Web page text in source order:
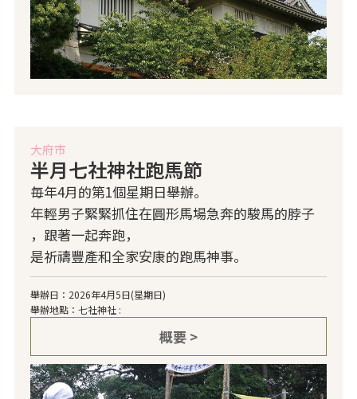
大府市
半月七社神社跑馬節
毎年4月的第1個星期日舉辦。
年輕男子緊緊抓住在圓形馬場急奔的駿馬的脖子
，跟著一起奔跑，
是祈禱豐產和全家安康的跑馬神事。
舉辦日：2026年4月5日(星期日)
舉辦地點：七社神社 :
概要 >